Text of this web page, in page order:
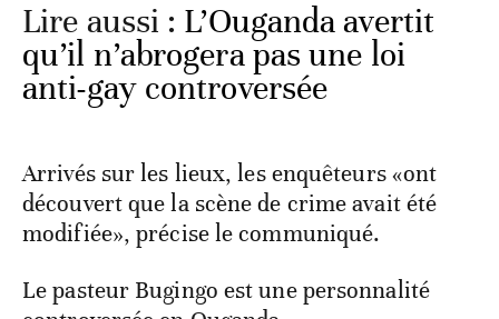
Lire aussi : L’Ouganda avertit
qu’il n’abrogera pas une loi
anti-gay controversée
Arrivés sur les lieux, les enquêteurs «ont
découvert que la scène de crime avait été
modifiée», précise le communiqué.
Le pasteur Bugingo est une personnalité